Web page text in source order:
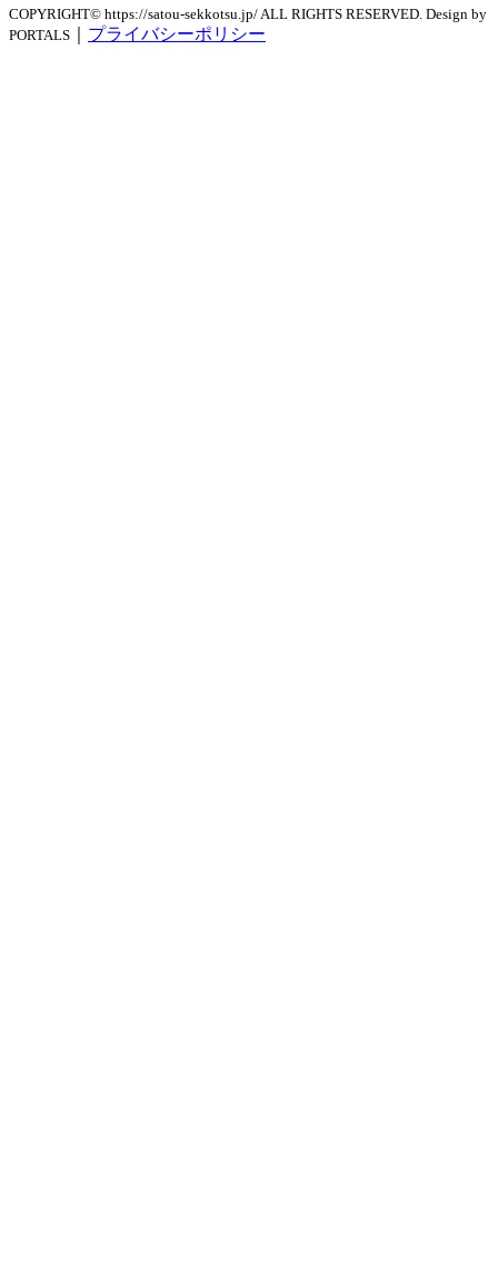
COPYRIGHT© https://satou-sekkotsu.jp/ ALL RIGHTS RESERVED. Design by
PORTALS
プライバシーポリシー